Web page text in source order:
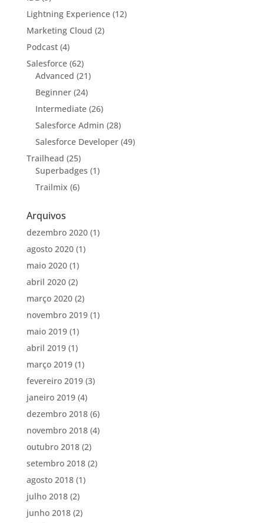
Lightning Experience(12)
Marketing Cloud (2)
Podcast(4)
Salesforce(62)
Advanced (21)
Beginner(24)
Intermediate(26)
Salesforce Admin (28)
Salesforce Developer(49)
Trailhead (25)
Superbadges (1)
Trailmix (6)
Arquivos
dezembro 2020(1)
agosto 2020(1)
maio 2020(1)
abril 2020(2)
março 2020(2)
novembro 2019(1)
maio 2019(1)
abril 2019(1)
março 2019(1)
fevereiro 2019(3)
janeiro 2019(4)
dezembro 2018(6)
novembro 2018(4)
outubro 2018(2)
setembro 2018(2)
agosto 2018(1)
julho 2018(2)
junho 2018(2)